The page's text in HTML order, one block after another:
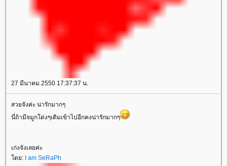
27 มีนาคม 2550 17:37:37 น.
สวยจังค่ะ น่ารักมากๆ
นี่ถ้ามีจมูกโด่งๆเติมเข้าไปอีกคงน่ารักมากๆ
เก่งจังเลยค่ะ
ดย: I am SeRaPh